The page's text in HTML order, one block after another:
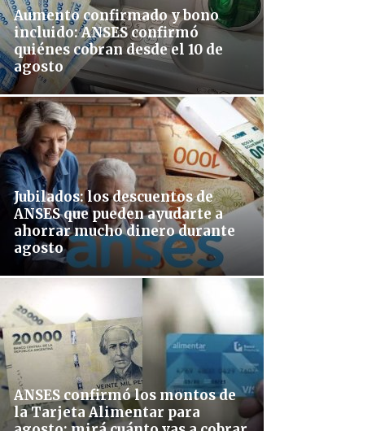
Aumento confirmado y bono
incluido: ANSES confirmó
quiénes cobran desde el 10 de
agosto
Jubilados: los descuentos de
ANSES que pueden ayudarte a
ahorrar mucho dinero durante
agosto
ANSES confirmó los montos de
la Tarjeta Alimentar para